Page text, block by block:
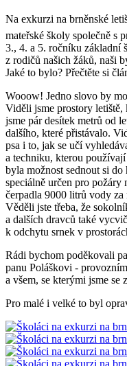
Na exkurzi na brněnské
mateřské školy společně s
3., 4. a 5. ročníku základní
z rodičů našich žáků, naši
Jaké to bylo? Přečtěte si
Wooow! Jedno slovo by
Viděli jsme prostory letiště,
jsme pár desítek metrů od
dalšího, které přistávalo.
psa i to, jak se učí
a techniku, kterou
byla možnost sednout si
speciálně určen pro
čerpadla 9000 litrů vody
Věděli jste třeba, že
a dalších dravců také
k odchytu srnek v
Rádi bychom poděkovali
panu Poláškovi -
a všem, se kterými jsme se
Pro malé i velké to byl